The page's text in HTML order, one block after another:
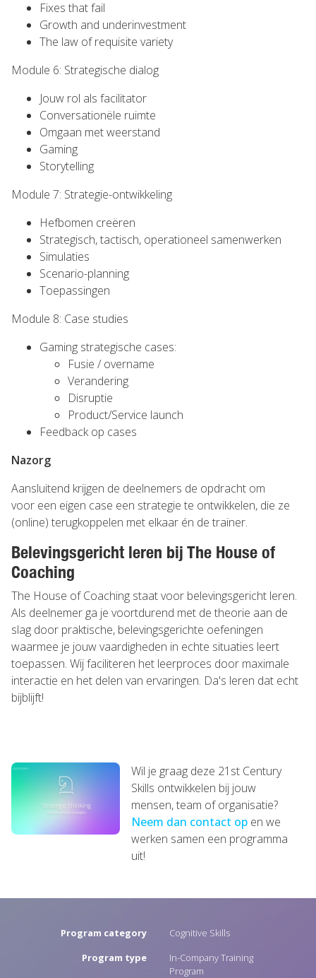
Fixes that fail
Growth and underinvestment
The law of requisite variety
Module 6: Strategische dialog
Jouw rol als facilitator
Conversationële ruimte
Omgaan met weerstand
Gaming
Storytelling
Module 7: Strategie-ontwikkeling
Hefbomen creëren
Strategisch, tactisch, operationeel samenwerken
Simulaties
Scenario-planning
Toepassingen
Module 8: Case studies
Gaming strategische cases:
Fusie / overname
Verandering
Disruptie
Product/Service launch
Feedback op cases
Nazorg
Aansluitend krijgen de deelnemers de opdracht om
voor een eigen case een strategie te ontwikkelen, die ze
(online) terugkoppelen met elkaar én de trainer.
Belevingsgericht leren bij The House of
Coaching
The House of Coaching staat voor belevingsgericht leren.
Als deelnemer ga je voortdurend met de theorie aan de
slag door praktische, belevingsgerichte oefeningen
waarmee je jouw vaardigheden in echte situaties leert
toepassen. Wij faciliteren het leerproces door maximale
interactie en het delen van ervaringen. Da's leren dat echt
bijblijft!
Wil je graag deze 21st Century
Skills ontwikkelen bij jouw
mensen, team of organisatie?
Neem dan contact open we
werken samen een programma
uit!
Program category
Cognitive Skills
Program type
In-Company Training
Program